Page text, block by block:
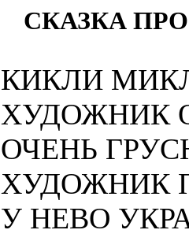
СКАЗКА
КИКЛИ
ХУДОЖНИК
ОЧЕНЬ
ХУДОЖНИК
У НЕВО